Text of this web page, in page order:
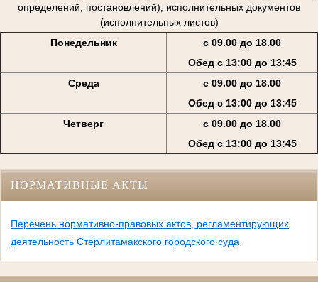
определений, постановлений), исполнительных документов
(исполнительных листов)
Понедельник
с 09.00 до 18.00
Обед с 13:00 до 13:45
Среда
с 09.00 до 18.00
Обед с 13:00 до 13:45
Четверг
с 09.00 до 18.00
Обед с 13:00 до 13:45
НОРМАТИВНЫЕ АКТЫ
Перечень нормативно-правовых актов, регламентирующих
деятельность Стерлитамакского городского суда